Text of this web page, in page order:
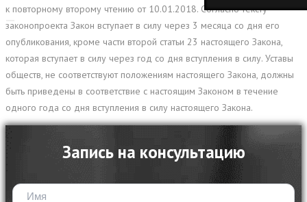
к повторному второму чтению от 10.01.2018. Согласно тексту
законопроекта Закон вступает в силу через 3 месяца со дня его
опубликования, кроме части второй статьи 23 настоящего Закона,
которая вступает в силу через год со дня вступления в силу. Уставы
обществ, не соответствуют положениям настоящего Закона, должны
быть приведены в соответствие с настоящим Законом в течение
одного года со дня вступления в силу настоящего Закона.
Запись на консультацию